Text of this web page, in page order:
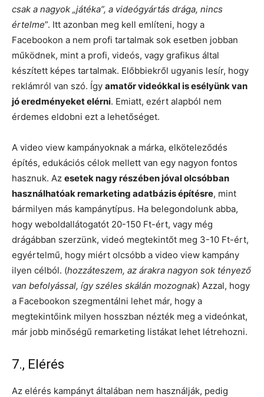
csak a nagyok „játéka”, a videógyártás drága, nincs
értelme”. Itt azonban meg kell említeni, hogy a
Facebookon a nem profi tartalmak sok esetben jobban
működnek, mint a profi, videós, vagy grafikus által
készített képes tartalmak. Előbbiekről ugyanis lesír, hogy
reklámról van szó. Így amatőr videókkal is esélyünk van
jó eredményeket elérni. Emiatt, ezért alapból nem
érdemes eldobni ezt a lehetőséget.
A video view kampányoknak a márka, elköteleződés
építés, edukációs célok mellett van egy nagyon fontos
hasznuk. Az esetek nagy részében jóval olcsóbban
használhatóak remarketing adatbázis építésre, mint
bármilyen más kampánytípus. Ha belegondolunk abba,
hogy weboldallátogatót 20-150 Ft-ért, vagy még
drágábban szerzünk, videó megtekintőt meg 3-10 Ft-ért,
egyértelmű, hogy miért olcsóbb a video view kampány
ilyen célból. (hozzáteszem, az árakra nagyon sok tényező
van befolyással, így széles skálán mozognak) Azzal, hogy
a Facebookon szegmentálni lehet már, hogy a
megtekintőink milyen hosszban nézték meg a videónkat,
már jobb minőségű remarketing listákat lehet létrehozni.
7., Elérés
Az elérés kampányt általában nem használják, pedig